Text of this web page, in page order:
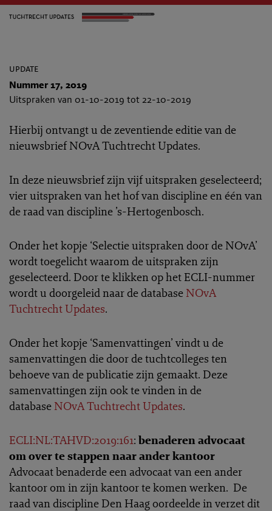
update
Nummer 17, 2019
Uitspraken van 01-10-2019 tot 22-10-2019
Hierbij ontvangt u de zeventiende editie van de
nieuwsbrief NOvA Tuchtrecht Updates.
In deze nieuwsbrief zijn vijf uitspraken geselecteerd;
vier uitspraken van het hof van discipline en één van
de raad van discipline ’s-Hertogenbosch.
Onder het kopje ‘Selectie uitspraken door de NOvA’
wordt toegelicht waarom de uitspraken zijn
geselecteerd. Door te klikken op het ECLI-nummer
wordt u doorgeleid naar de database NOvA
Tuchtrecht Updates.
Onder het kopje ‘Samenvattingen’ vindt u de
samenvattingen die door de tuchtcolleges ten
behoeve van de publicatie zijn gemaakt. Deze
samenvattingen zijn ook te vinden in de
database NOvA Tuchtrecht Updates.
ECLI:NL:TAHVD:2019:161: benaderen advocaat
om over te stappen naar ander kantoor
Advocaat benaderde een advocaat van een ander
kantoor om in zijn kantoor te komen werken. De
raad van discipline Den Haag oordeelde in verzet dit